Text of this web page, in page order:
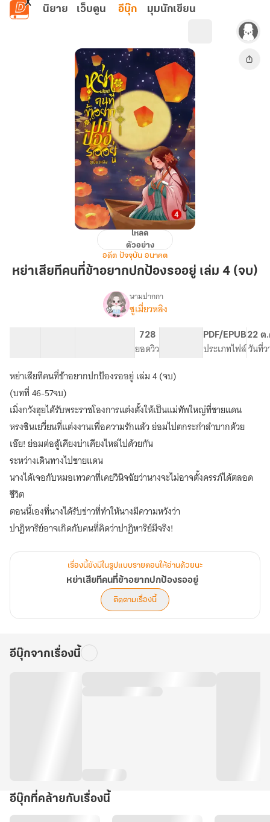
ข้ามไปยังเนื้อหาหลัก
นิยาย เว็บตูน อีบุ๊ก มุมนักเขียน
คน
4
โหลด
ตัวอย่าง
อดีต ปัจจุบัน อนาคต
หย่าเสียทีคนที่ข้าอยากปกป้องรออยู่ เล่ม 4 (จบ)
เรื่อง
เสียที
คน
ที่
ข้า
อยาก
รอ
อยู่
นามปากกา
ซูเมี่ยวหลิง
728
ยอดวิว
PDF/EPUB
ประเภทไฟล์
22 ต
วันที่ว
หย่าเสียทีคนที่ข้าอยากปกป้องรออยู่ เล่ม 4 (จบ)
(บทที่ 46-57จบ)
เมิ่งกวังฮุยได้รับพระราชโองการแต่งตั้งให้เป็นแม่ทัพใหญ่ที่ชายแดน
หรงซินเยวี่ยนที่แต่งงานเพื่อความรักแล้ว ย่อมไปตกระกำลำบากด้วย
เอ๊ย! ย่อมต่อสู้เคียงบ่าเคียงไหล่ไปด้วยกัน
ระหว่างเดินทางไปชายแดน
นางได้เจอกับหมอเทวดาที่เคยวินิจฉัยว่านางจะไม่อาจตั้งครรภ์ได้ตลอด
ชีวิต
ตอนนี้เองที่นางได้รับข่าวที่ทำให้นางมีความหวังว่า
ปาฏิหาริย์อาจเกิดกับคนที่คิดว่าปาฏิหาริย์มีจริง!
เรื่องนี้ยังมีในรูปแบบรายตอนให้อ่านด้วยนะ
หย่าเสียทีคนที่ข้าอยากปกป้องรออยู่
ติดตามเรื่องนี้
อีบุ๊กจากเรื่องนี้
อีบุ๊กที่คล้ายกับเรื่องนี้